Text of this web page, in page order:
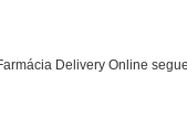
Delivery Online